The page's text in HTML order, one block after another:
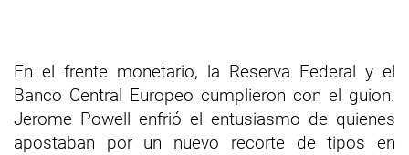
En el frente monetario, la Reserva Federal y el
Banco Central Europeo cumplieron con el guion.
Jerome Powell enfrió el entusiasmo de quienes
apostaban por un nuevo recorte de tipos en